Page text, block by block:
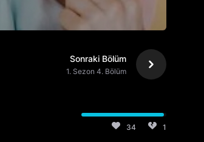
Sonraki Bölüm
1. Sezon 4. Bölüm
34 1